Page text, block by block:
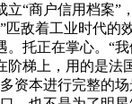
“商户信用档案”
敌着工业时代的
托正在掌心。“
梯上，用的是法
本进行完整的